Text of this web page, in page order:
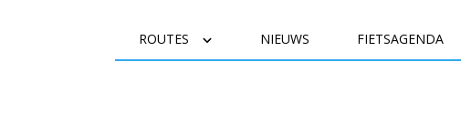
ROUTES NIEUWS FIETSAGENDA